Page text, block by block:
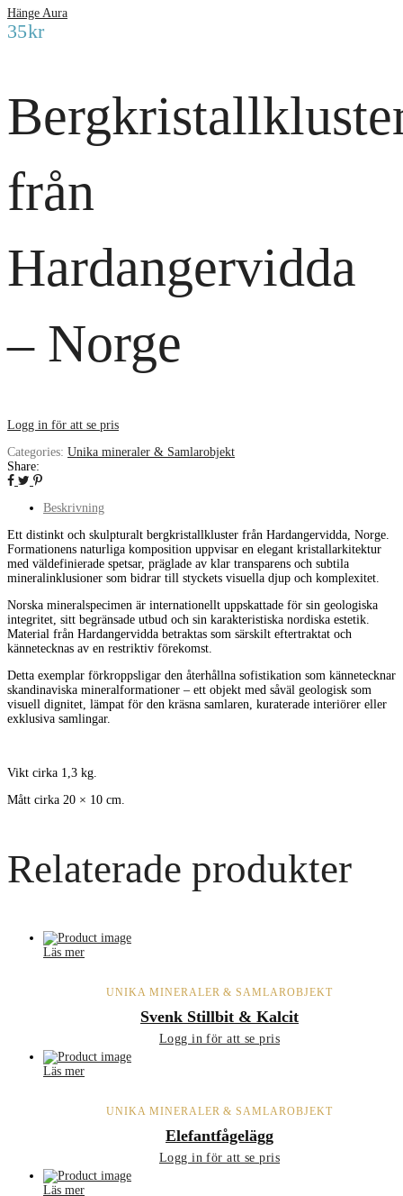
Hänge Aura
35kr
från
Hardangervidda
– Norge
Logg in för att se pris
Categories: Unika mineraler & Samlarobjekt
Share:
Beskrivning
Ett distinkt och skulpturalt bergkristallkluster från Hardangervidda, Norge.
Formationens naturliga komposition uppvisar en elegant kristallarkitektur
med väldefinierade spetsar, präglade av klar transparens och subtila
mineralinklusioner som bidrar till styckets visuella djup och komplexitet.
Norska mineralspecimen är internationellt uppskattade för sin geologiska
integritet, sitt begränsade utbud och sin karakteristiska nordiska estetik.
Material från Hardangervidda betraktas som särskilt eftertraktat och
kännetecknas av en restriktiv förekomst.
Detta exemplar förkroppsligar den återhållna sofistikation som kännetecknar
skandinaviska mineralformationer – ett objekt med såväl geologisk som
visuell dignitet, lämpat för den kräsna samlaren, kuraterade interiörer eller
exklusiva samlingar.
Vikt cirka 1,3 kg.
Mått cirka 20 × 10 cm.
Relaterade produkter
Läs mer
UNIKA MINERALER & SAMLAROBJEKT
Svenk Stillbit & Kalcit
Logg in för att se pris
Läs mer
UNIKA MINERALER & SAMLAROBJEKT
Elefantfågelägg
Logg in för att se pris
Läs mer